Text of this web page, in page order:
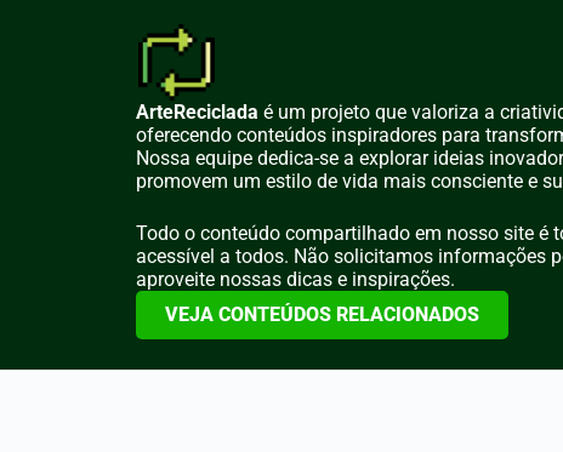
ArteReciclada é um projeto que valoriza a
oferecendo conteúdos inspiradores para
Nossa equipe dedica-se a explorar ideias
promovem um estilo de vida mais consciente e
Todo o conteúdo compartilhado em nosso site é
acessível a todos. Não solicitamos informações
aproveite nossas dicas e inspirações.
VEJA CONTEÚDOS RELACIONADOS